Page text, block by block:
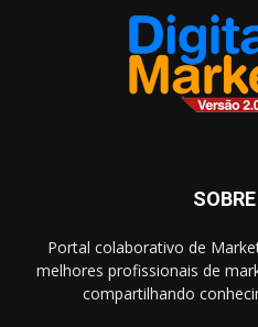
Portal colaborativo de
melhores profissionais de
compartilhando